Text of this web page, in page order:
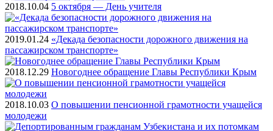
2018.10.04 5 октября — День учителя
2019.01.24 «Декада безопасности дорожного движения на
пассажирском транспорте»
2018.12.29 Новогоднее обращение Главы Республики Крым
2018.10.03 О повышении пенсионной грамотности учащейся
молодежи